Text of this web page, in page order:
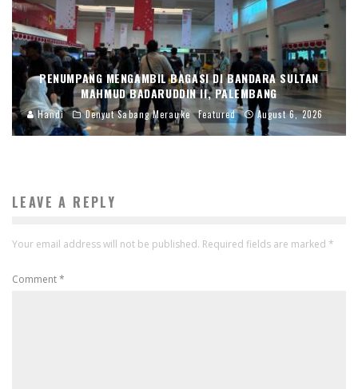
PENUMPANG MENGAMBIL BAGASI DI BANDARA SULTAN
MAHMUD BADARUDDIN II, PALEMBANG
Handi Denyut Sabang Merauke Featured August 6, 2026
LEAVE A REPLY
Your email address will not be published. Required fields are marked *
Comment*